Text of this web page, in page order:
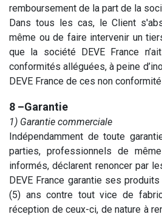
remboursement de la part de la
Dans tous les cas, le Client
même ou de faire intervenir un
que la société DEVE France
conformités alléguées, à peine
DEVE France de ces non
8 –Garantie
1) Garantie commerciale
Indépendamment de toute
parties, professionnels de
informés, déclarent renoncer par
DEVE France garantie ses
(5) ans contre tout vice de
réception de ceux-ci, de nature à